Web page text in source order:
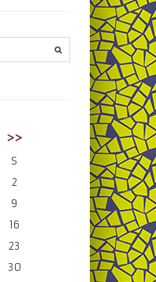
>>
S
2
9
16
23
30